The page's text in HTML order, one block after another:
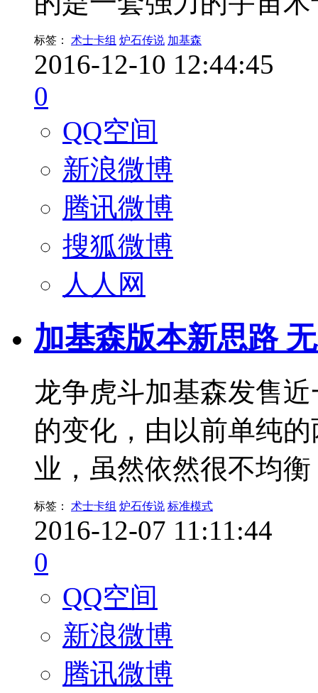
标签： 术士卡组 炉石传说 加基森
2016-12-10 12:44:45
0
QQ空间
新浪微博
腾讯微博
搜狐微博
人人网
加基森版本新思路
龙争虎斗加基森发售
的变化，由以前单纯
业，虽然依然很不均
标签： 术士卡组 炉石传说 标准模式
2016-12-07 11:11:44
0
QQ空间
新浪微博
腾讯微博